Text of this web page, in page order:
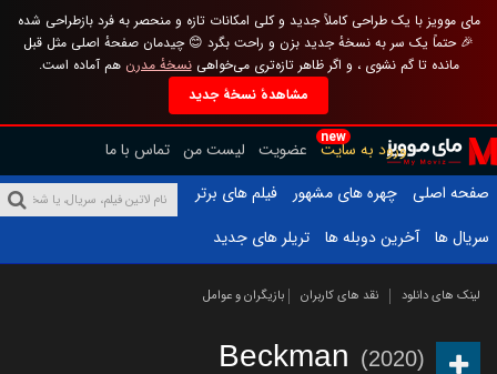
مای موویز با یک طراحی کاملاً جدید و کلی امکانات تازه و منحصر به فرد بازطراحی شده
🎉 حتماً یک سر به نسخهٔ جدید بزن و راحت بگرد 😊 چیدمان صفحهٔ اصلی مثل قبل
مانده تا گم نشوی ، و اگر ظاهر تازه‌تری می‌خواهینسخهٔ مدرن هم آماده است.
مشاهدهٔ نسخهٔ جدید
new
ورود به سایت عضویت لیست من تماس با ما
صفحه اصلی
چهره های مشهور
فیلم های برتر
سریال ها
آخرین دوبله ها تریلر های جدید
لینک های دانلود نقد های کاربران بازیگران و عوامل
Beckman (2020)